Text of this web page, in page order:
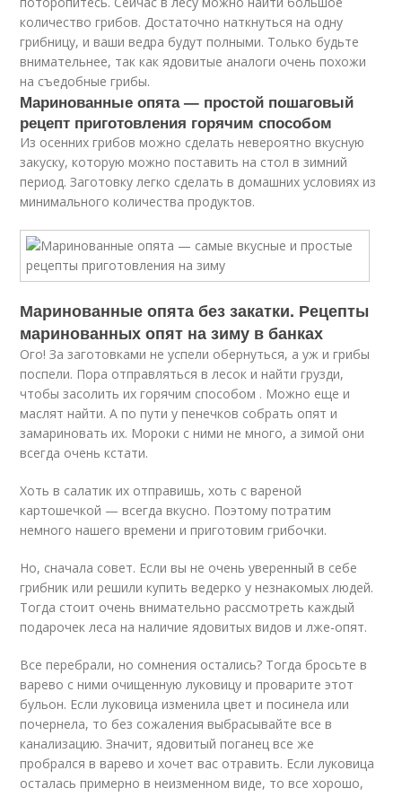
количество грибов. Достаточно наткнуться на одну
грибницу, и ваши ведра будут полными. Только будьте
внимательнее, так как ядовитые аналоги очень похожи
на съедобные грибы.
Маринованные опята — простой пошаговый
рецепт приготовления горячим способом
Из осенних грибов можно сделать невероятно вкусную
закуску, которую можно поставить на стол в зимний
период. Заготовку легко сделать в домашних условиях из
минимального количества продуктов.
Маринованные опята без закатки. Рецепты
маринованных опят на зиму в банках
Ого! За заготовками не успели обернуться, а уж и грибы
поспели. Пора отправляться в лесок и найти грузди,
чтобы засолить их горячим способом . Можно еще и
маслят найти. А по пути у пенечков собрать опят и
замариновать их. Мороки с ними не много, а зимой они
всегда очень кстати.
Хоть в салатик их отправишь, хоть с вареной
картошечкой — всегда вкусно. Поэтому потратим
немного нашего времени и приготовим грибочки.
Но, сначала совет. Если вы не очень уверенный в себе
грибник или решили купить ведерко у незнакомых людей.
Тогда стоит очень внимательно рассмотреть каждый
подарочек леса на наличие ядовитых видов и лже-опят.
Все перебрали, но сомнения остались? Тогда бросьте в
варево с ними очищенную луковицу и проварите этот
бульон. Если луковица изменила цвет и посинела или
почернела, то без сожаления выбрасывайте все в
канализацию. Значит, ядовитый поганец все же
пробрался в варево и хочет вас отравить. Если луковица
осталась примерно в неизменном виде, то все хорошо,